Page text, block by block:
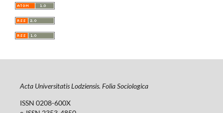
Acta Universitatis Lodziensis. Folia Sociologica
ISSN 0208-600X